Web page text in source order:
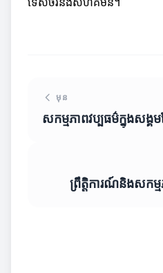
មុន
សកម្មភាពវប្បធម៌ក្នុងសង្គមខ្
ព្រឹត្តិការណ៍និងសកម្ម